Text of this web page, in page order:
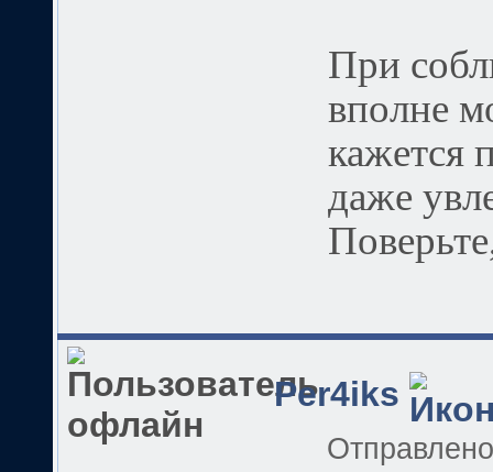
При
вполне
кажется
даже
Per4iks